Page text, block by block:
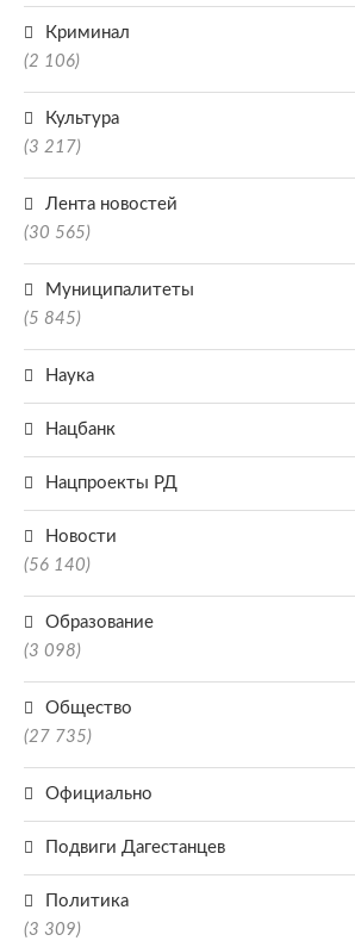
Криминал
(2 106)
Культура
(3 217)
Лента новостей
(30 565)
Муниципалитеты
(5 845)
Наука
Нацбанк
Нацпроекты РД
Новости
(56 140)
Образование
(3 098)
Общество
(27 735)
Официально
Подвиги Дагестанцев
Политика
(3 309)